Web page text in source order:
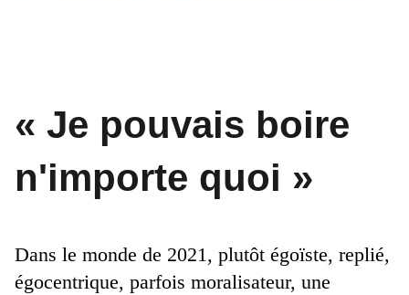
« Je pouvais boire
n'importe quoi »
Dans le monde de 2021, plutôt égoïste, replié,
égocentrique, parfois moralisateur, une